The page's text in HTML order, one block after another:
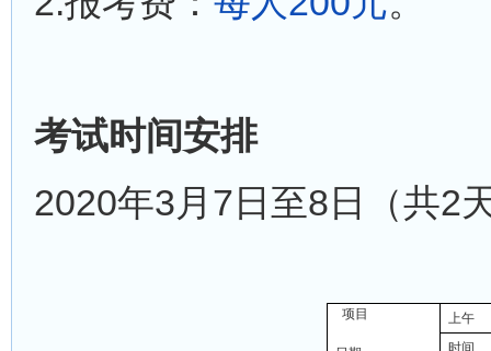
考试时间安排
2020年3月7日至8日（共2
项目
上午
时间